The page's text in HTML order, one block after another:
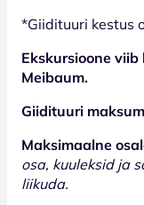
*Giidituuri kestus
Ekskursioone
Meibaum.
Giidituuri
Maksimaalne
osa, kuuleksid ja
liikuda.